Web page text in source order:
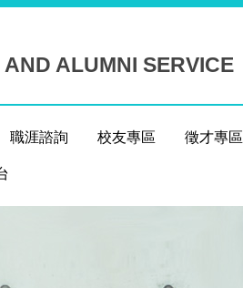
ALUMNI SERVICE
職涯諮詢 校友專區 徵才專區